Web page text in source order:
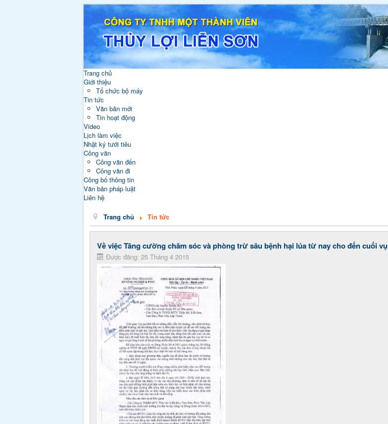
Trang chủ
Giới thiệu
Tổ chức bộ máy
Tin tức
Văn bản mới
Tin hoạt động
Video
Lịch làm việc
Nhật ký tưới tiêu
Công văn
Công văn đến
Công văn đi
Công bố thông tin
Văn bản pháp luật
Liên hệ
Trang chủ Tin tức
Về việc Tăng cường chăm sóc và phòng trừ sâu bệnh hại lúa từ nay cho đến cuối vụ
Được đăng: 25 Tháng 4 2015